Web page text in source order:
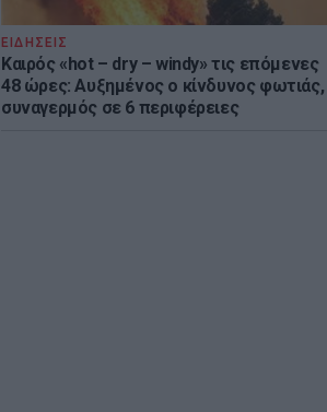
ΕΙΔΗΣΕΙΣ
Καιρός «hot – dry – windy» τις επόμενες
48 ώρες: Αυξημένος ο κίνδυνος φωτιάς,
συναγερμός σε 6 περιφέρειες